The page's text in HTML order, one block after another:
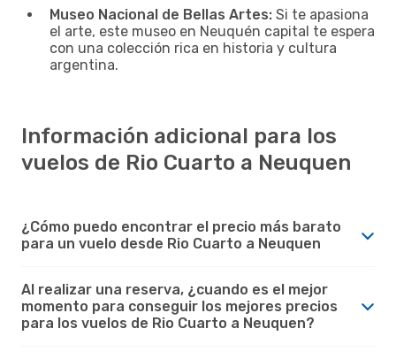
Museo Nacional de Bellas Artes: Si te apasiona
el arte, este museo en Neuquén capital te espera
con una colección rica en historia y cultura
argentina.
Información adicional para los
vuelos de Rio Cuarto a Neuquen
¿Cómo puedo encontrar el precio más barato
para un vuelo desde Rio Cuarto a Neuquen
Al realizar una reserva, ¿cuando es el mejor
momento para conseguir los mejores precios
para los vuelos de Rio Cuarto a Neuquen?